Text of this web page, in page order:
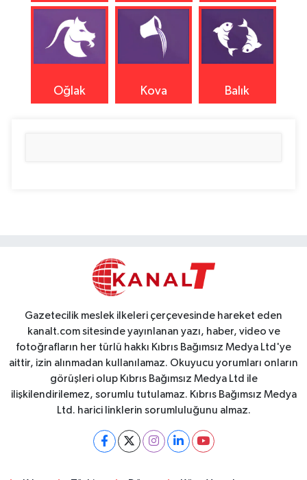
Oğlak Kova Balık
Gazetecilik meslek ilkeleri çerçevesinde hareket eden
kanalt.com sitesinde yayınlanan yazı, haber, video ve
fotoğrafların her türlü hakkı Kıbrıs Bağımsız Medya Ltd'ye
aittir, izin alınmadan kullanılamaz. Okuyucu yorumları onların
görüşleri olup Kıbrıs Bağımsız Medya Ltd ile
ilişkilendirilemez, sorumlu tutulamaz. Kıbrıs Bağımsız Medya
Ltd. harici linklerin sorumluluğunu almaz.